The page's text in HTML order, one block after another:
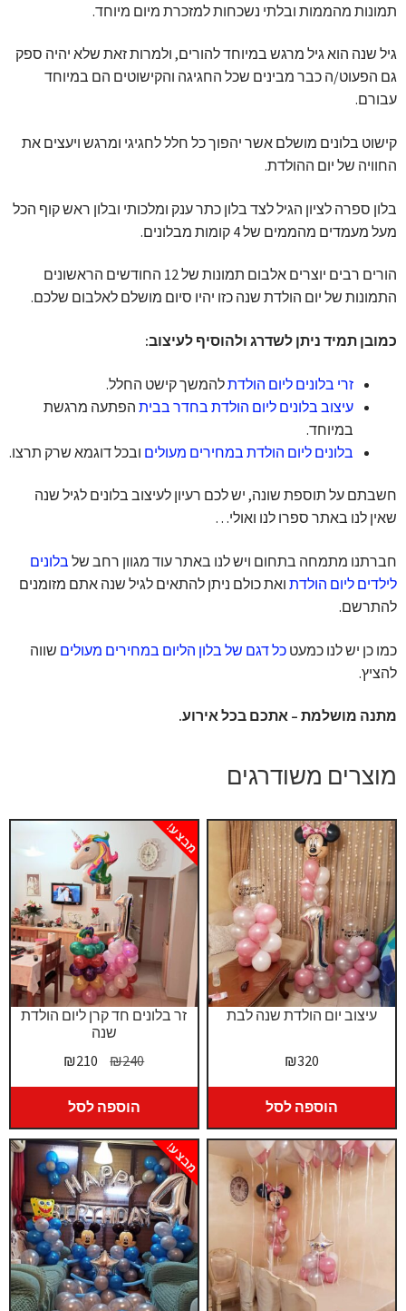
תמונות מהממות ובלתי נשכחות למזכרת מיום מיוחד.
גיל שנה הוא גיל מרגש במיוחד להורים, ולמרות זאת שלא יהיה ספק
גם הפעוט/ה כבר מבינים שכל החגיגה והקישוטים הם במיוחד
עבורם.
קישוט בלונים מושלם אשר יהפוך כל חלל לחגיגי ומרגש ויעצים את
החוויה של יום ההולדת.
בלון ספרה לציון הגיל לצד בלון כתר ענק ומלכותי ובלון ראש קוף הכל
מעל מעמדים מהממים של 4 קומות מבלונים.
הורים רבים יוצרים אלבום תמונות של 12 החודשים הראשונים
התמונות של יום הולדת שנה כזו יהיו סיום מושלם לאלבום שלכם.
כמובן תמיד ניתן לשדרג ולהוסיף לעיצוב:
זרי בלונים ליום הולדתלהמשך קישט החלל.
עיצוב בלונים ליום הולדת בחדר בבית הפתעה מרגשת
במיוחד.
בלונים ליום הולדת במחירים מעולים ובכל דוגמא שרק תרצו.
חשבתם על תוספת שונה, יש לכם רעיון לעיצוב בלונים לגיל שנה
שאין לנו באתר ספרו לנו ואולי…
חברתנו מתמחה בתחום ויש לנו באתר עוד מגוון רחב של בלונים
לילדים ליום הולדת ואת כולם ניתן להתאים לגיל שנה אתם מזומנים
להתרשם.
כמו כן יש לנו כמעט כל דגם של בלון הליום במחירים מעולים שווה
להציץ.
מתנה מושלמת – אתכם בכל אירוע.
מוצרים משודרגים
זר בלונים חד קרן ליום הולדת
שנה
מבצע!
₪240
המחיר
המקורי
היה:
₪240.
₪210
המחיר
הנוכחי
₪210.
הוספה לסל
עיצוב יום הולדת שנה לבת
₪320
הוספה לסל
מבצע!